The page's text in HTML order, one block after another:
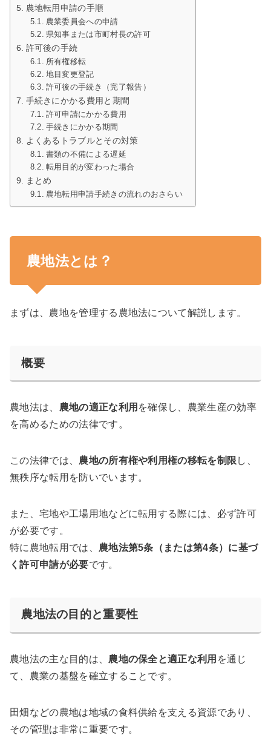
農地転用申請の手順
農業委員会への申請
県知事または市町村長の許可
許可後の手続
所有権移転
地目変更登記
許可後の手続き（完了報告）
手続きにかかる費用と期間
許可申請にかかる費用
手続きにかかる期間
よくあるトラブルとその対策
書類の不備による遅延
転用目的が変わった場合
まとめ
農地転用申請手続きの流れのおさらい
農地法とは？
まずは、農地を管理する農地法について解説します。
概要
農地法は、 農地の適正な利用 を確保し、農業生産の効率
を高めるための法律です。
この法律では、 農地の所有権や利用権の移転を制限 し、
無秩序な転用を防いでいます。
また、宅地や工場用地などに転用する際には、必ず許可
が必要です。
特に農地転用では、 農地法第5条（または第4条）に基づ
く許可申請が必要です。
農地法の目的と重要性
農地法の主な目的は、 農地の保全と適正な利用 を通じ
て、農業の基盤を確立することです。
田畑などの農地は地域の食料供給を支える資源であり、
その管理は非常に重要です。